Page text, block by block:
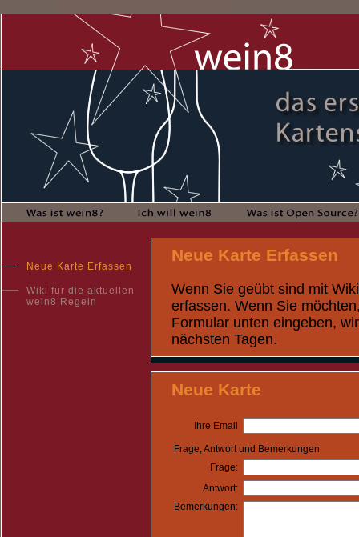
Neue Karte Erfassen
Wiki für die aktuellen
wein8 Regeln
Neue Karte Erfassen
Wenn Sie geübt sind mit
erfassen. Wenn Sie
Formular unten eingeben,
nächsten Tagen.
Neue Karte
Ihre Email
Frage, Antwort und Bemerkungen
Frage:
Antwort:
Bemerkungen: